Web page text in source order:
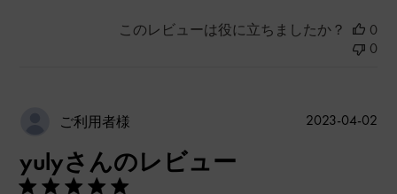
このレビューは役に立ちましたか？
0
0
ご利用者様
yulyさんのレビュー
公
2023-04-02